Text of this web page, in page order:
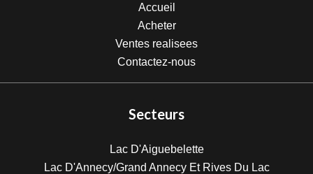
Accueil
Acheter
Ventes realisees
Contactez-nous
Secteurs
Lac D'Aiguebelette
Lac D'Annecy/Grand Annecy Et Rives Du Lac